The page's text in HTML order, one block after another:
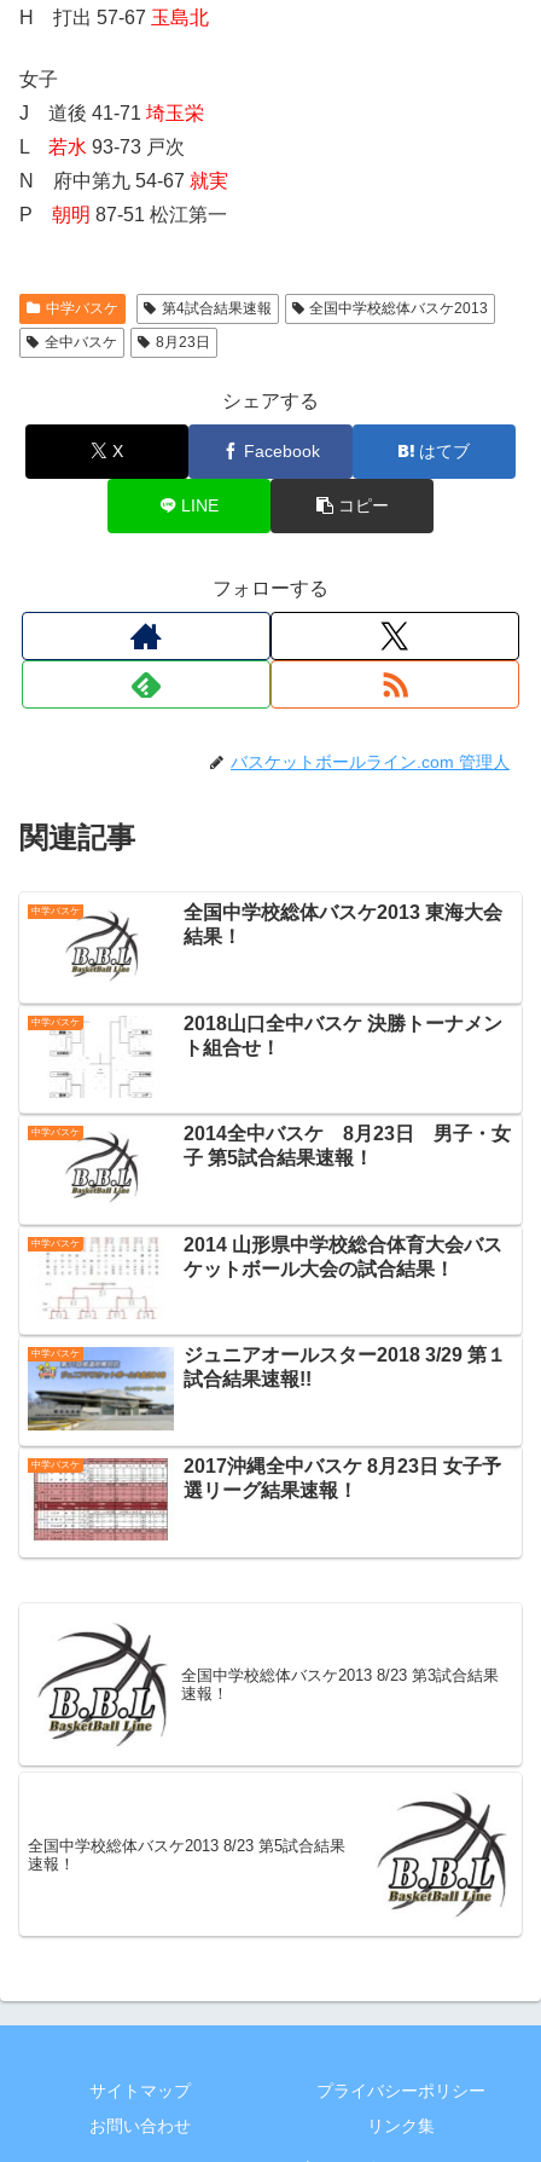
H 打出 57-67 玉島北
女子
J 道後 41-71 埼玉栄
L 若水 93-73 戸次
N 府中第九 54-67 就実
P 朝明 87-51 松江第一
中学バスケ 第4試合結果速報
全国中学校総体バスケ2013
全中バスケ
8月23日
シェアする
X Facebook はてブ
LINE コピー
フォローする
バスケットボールライン.com 管理人
関連記事
中学バスケ
全国中学校総体バスケ2013 東海大会
結果！
中学バスケ
2018山口全中バスケ 決勝トーナメン
ト組合せ！
中学バスケ
2014全中バスケ 8月23日 男子・女
子 第5試合結果速報！
中学バスケ
2014 山形県中学校総合体育大会バス
ケットボール大会の試合結果！
中学バスケ
ジュニアオールスター2018 3/29 第１
試合結果速報!!
中学バスケ
2017沖縄全中バスケ 8月23日 女子予
選リーグ結果速報！
全国中学校総体バスケ2013 8/23 第3試合結果
速報！
全国中学校総体バスケ2013 8/23 第5試合結果
速報！
サイトマップ
プライバシーポリシー
お問い合わせ
リンク集